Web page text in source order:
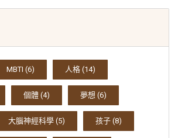
MBTI (6) 人格 (14)
個體 (4) 夢想 (6)
大腦神經科學 (5) 孩子 (8)